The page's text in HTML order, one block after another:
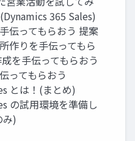
365 Sales)
伝ってもらおう 提案
作りを手伝ってもら
を手伝ってもらおう
ってもらおう
とは！(まとめ)
の試用環境を準備し
)